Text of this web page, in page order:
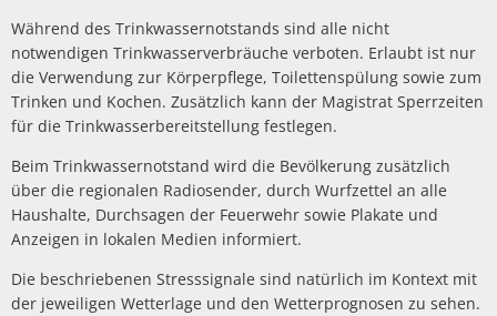
Während des Trinkwassernotstands sind alle nicht
notwendigen Trinkwasserverbräuche verboten. Erlaubt ist nur
die Verwendung zur Körperpflege, Toilettenspülung sowie zum
Trinken und Kochen. Zusätzlich kann der Magistrat Sperrzeiten
für die Trinkwasserbereitstellung festlegen.
Beim Trinkwassernotstand wird die Bevölkerung zusätzlich
über die regionalen Radiosender, durch Wurfzettel an alle
Haushalte, Durchsagen der Feuerwehr sowie Plakate und
Anzeigen in lokalen Medien informiert.
Die beschriebenen Stresssignale sind natürlich im Kontext mit
der jeweiligen Wetterlage und den Wetterprognosen zu sehen.